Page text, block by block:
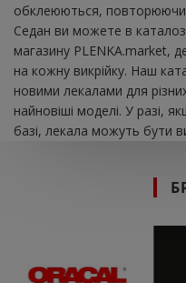
обклеюються, повторюючи
Седан ви можете в
магазину PLENKA.market,
на кожну викрійку. Наш
новими лекалами для
найновіші моделі. У разі,
базі, лекала можуть бути